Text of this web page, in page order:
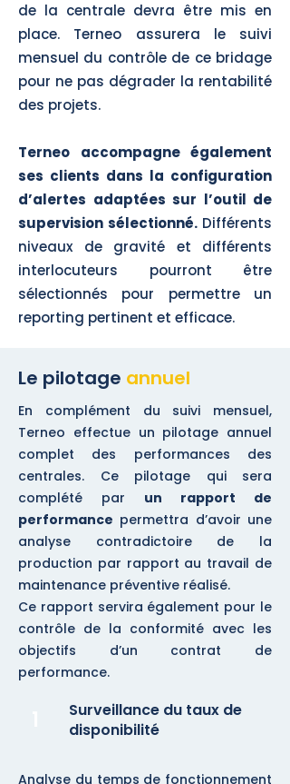
de la centrale devra être mis en
place. Terneo assurera le suivi
mensuel du contrôle de ce bridage
pour ne pas dégrader la rentabilité
des projets.
Terneo accompagne également
ses clients dans la configuration
d’alertes adaptées sur l’outil de
supervision sélectionné.Différents
niveaux de gravité et différents
interlocuteurs pourront être
sélectionnés pour permettre un
reporting pertinent et efficace.
Le pilotage annuel
En complément du suivi mensuel,
Terneo effectue un pilotage annuel
complet des performances des
centrales. Ce pilotage qui sera
complété par un rapport de
performance permettra d’avoir une
analyse contradictoire de la
production par rapport au travail de
maintenance préventive réalisé.
Ce rapport servira également pour le
contrôle de la conformité avec les
objectifs d’un contrat de
performance.
Surveillance du taux de
disponibilité
Analyse du temps de fonctionnement